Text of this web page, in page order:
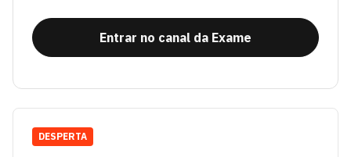
Entrar no canal da Exame
DESPERTA